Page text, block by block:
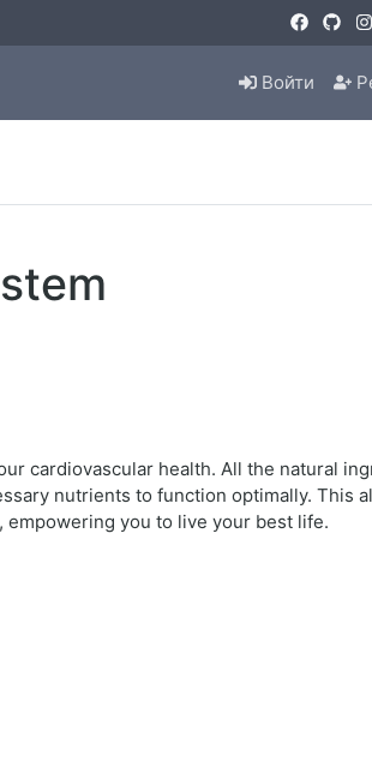
Войти
cardiovascular health. All the natural
nutrients to function optimally. This
you to live your best life.